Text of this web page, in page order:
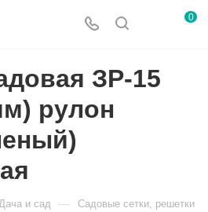
0
ЗР-15
рулон
и сад — Садовые сетки, решетки